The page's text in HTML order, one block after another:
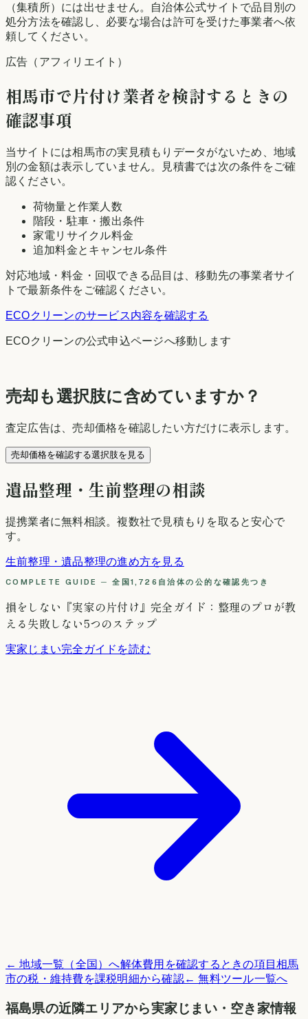
（集積所）には出せません。自治体公式サイトで品目別の
処分方法を確認し、必要な場合は許可を受けた事業者へ依
頼してください。
広告（アフィリエイト）
相馬市で片付け業者を検討するときの
確認事項
当サイトには相馬市の実見積もりデータがないため、地域
別の金額は表示していません。見積書では次の条件をご確
認ください。
荷物量と作業人数
階段・駐車・搬出条件
家電リサイクル料金
追加料金とキャンセル条件
対応地域・料金・回収できる品目は、移動先の事業者サイ
トで最新条件をご確認ください。
ECOクリーンのサービス内容を確認する
ECOクリーンの公式申込ページへ移動します
売却も選択肢に含めていますか？
査定広告は、売却価格を確認したい方だけに表示します。
売却価格を確認する選択肢を見る
遺品整理・生前整理の相談
提携業者に無料相談。複数社で見積もりを取ると安心で
す。
生前整理・遺品整理の進め方を見る
COMPLETE GUIDE ─ 全国1,726自治体の公的な確認先つき
損をしない『実家の片付け』完全ガイド：整理のプロが教
える失敗しない5つのステップ
実家じまい完全ガイドを読む
← 地域一覧（全国）へ解体費用を確認するときの項目相馬
市の税・維持費を課税明細から確認← 無料ツール一覧へ
福島県の近隣エリアから実家じまい・空き家情報